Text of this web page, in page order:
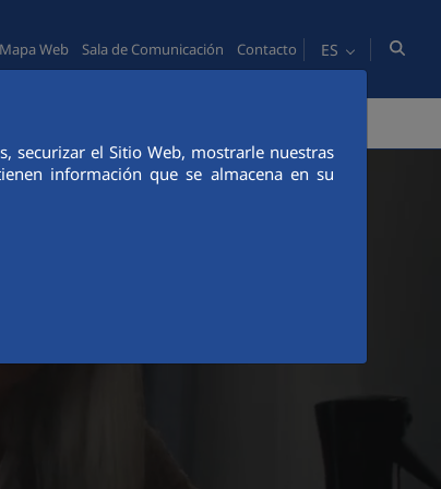
securizar el Sitio Web, mostrarle nuestras
información que se almacena en su
Mapa Web Sala de Comunicación Contacto ES